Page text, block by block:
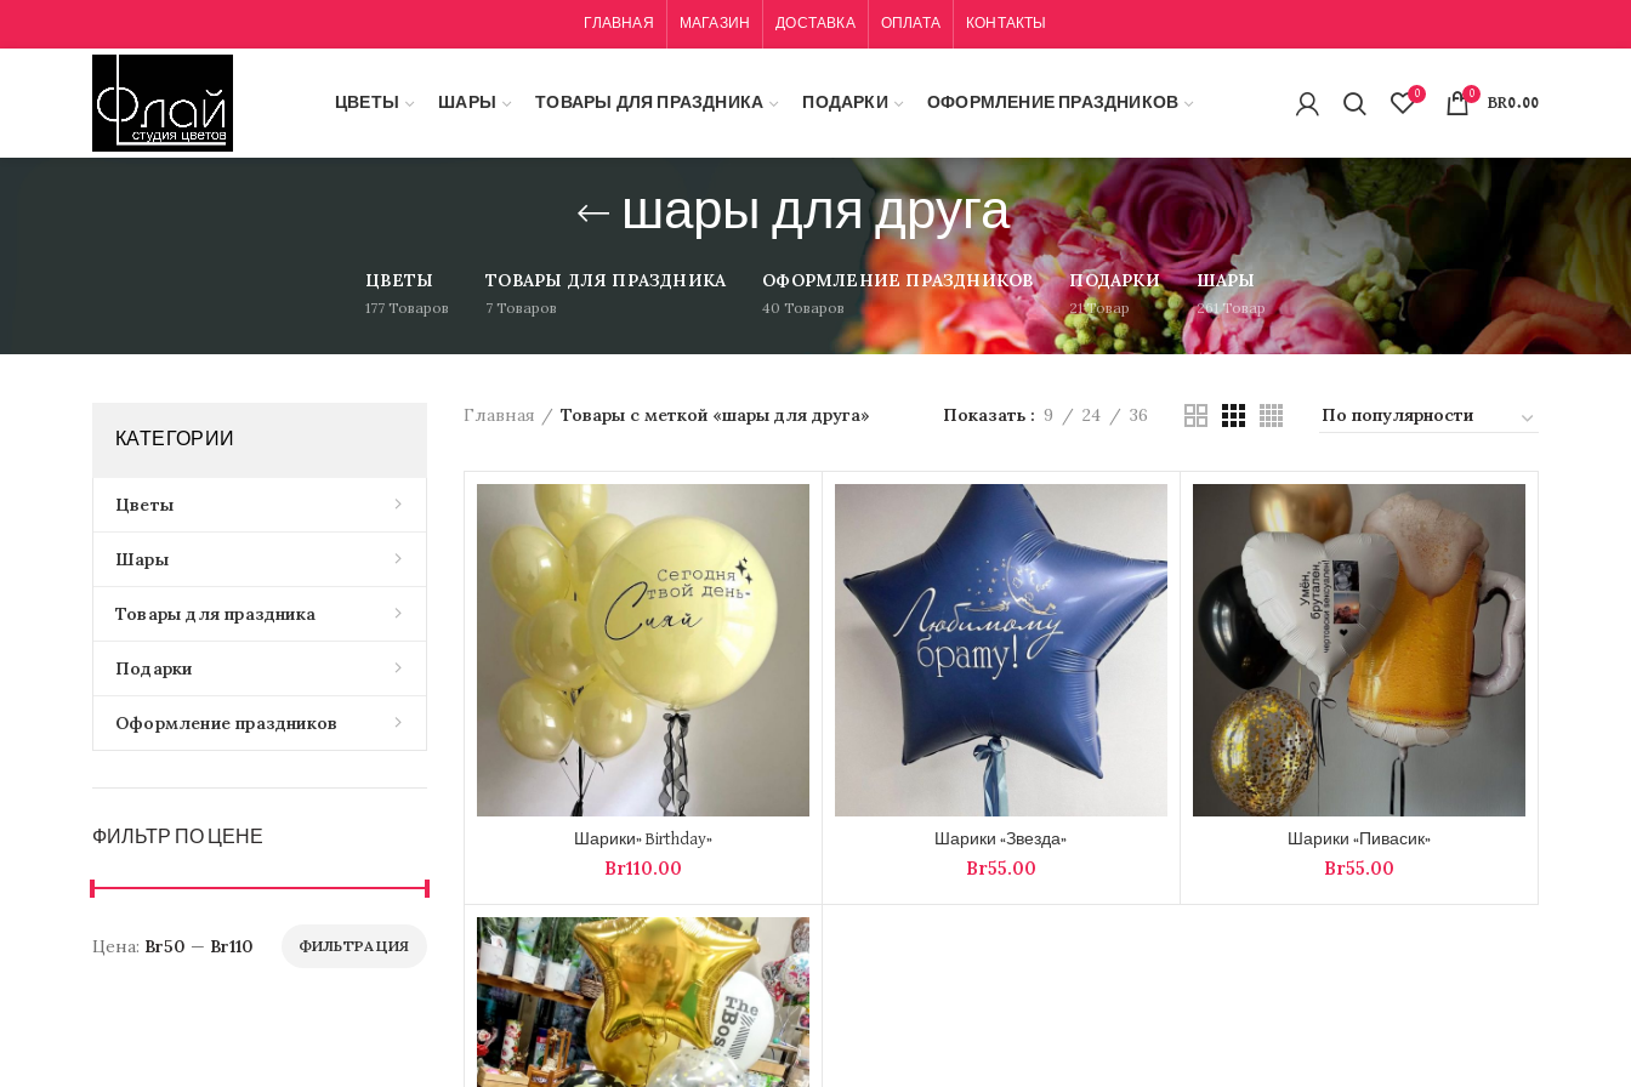
ГЛАВНАЯ МАГАЗИН ДОСТАВКА ОПЛАТА КОНТАКТЫ
ЦВЕТЫ ШАРЫ ТОВАРЫ ДЛЯ ПРАЗДНИКА ПОДАРКИ ОФОРМЛЕНИЕ ПРАЗДНИКОВ
0 0
BR0.00
шары для друга
ЦВЕТЫ
177 Товаров
ТОВАРЫ ДЛЯ ПРАЗДНИКА
7 Товаров
ОФОРМЛЕНИЕ ПРАЗДНИКОВ
40 Товаров
ПОДАРКИ
21 Товар
ШАРЫ
261 Товар
КАТЕГОРИИ
Цветы
Шары
Товары для праздника
Подарки
Оформление праздников
ФИЛЬТР ПО ЦЕНЕ
Минимальная
Максимальная
ФИЛЬТРАЦИЯ
Цена: Br50 — Br110
Главная Товары с меткой «шары для друга» Показать 9 24 36
Шарики» Birthday»
Br
Шарики «Звезда»
Br
Шарики «Пивасик»
Br